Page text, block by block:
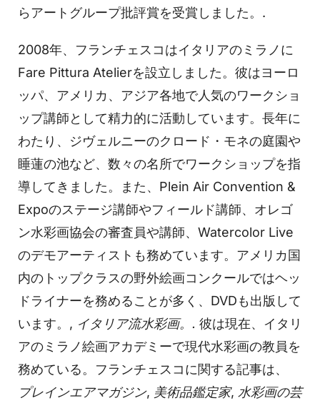
らアートグループ批評賞を受賞しました。.
2008年、フランチェスコはイタリアのミラノに
Fare Pittura Atelierを設立しました。彼はヨーロ
ッパ、アメリカ、アジア各地で人気のワークショ
ップ講師として精力的に活動しています。長年に
わたり、ジヴェルニーのクロード・モネの庭園や
睡蓮の池など、数々の名所でワークショップを指
導してきました。また、Plein Air Convention &
Expoのステージ講師やフィールド講師、オレゴ
ン水彩画協会の審査員や講師、Watercolor Live
のデモアーティストも務めています。アメリカ国
内のトップクラスの野外絵画コンクールではヘッ
ドライナーを務めることが多く、DVDも出版して
います。, イタリア流水彩画。. 彼は現在、イタリ
アのミラノ絵画アカデミーで現代水彩画の教員を
務めている。フランチェスコに関する記事は、
プレインエアマガジン, 美術品鑑定家, 水彩画の芸